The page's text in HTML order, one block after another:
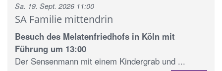
SA Familie mittendrin
Sa. 19. Sept. 2026 11:00
Besuch des Melatenfriedhofs in Köln mit
Führung um 13:00
Der Sensenmann mit einem Kindergrab und ...